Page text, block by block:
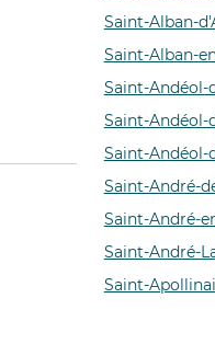
Saint-Alban-
Saint-Alban-
Saint-Andéol-
Saint-Andéol-
Saint-Andéol-
Saint-André-
Saint-André-
Saint-André-
Saint-